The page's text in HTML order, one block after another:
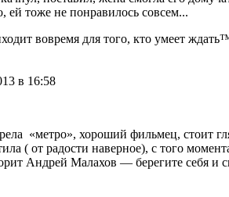
ей тоже не понравилось совсем...
вовремя для того, кто умеет
в 16:58
«метро», хороший фильмец, стоит
( от радости наверное), с того
Андрей Малахов — берегите себя и